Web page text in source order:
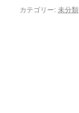
カテゴリー: 未分類